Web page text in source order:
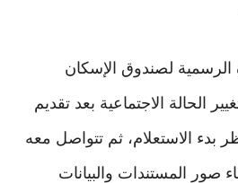
الرسمية لصندوق الإسكان
الحالة الاجتماعية بعد تقديم
بدء الاستعلام، ثم تتواصل معه
صور المستندات والبيانات